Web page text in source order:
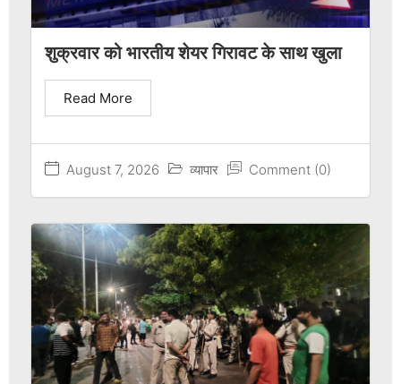
शुक्रवार को भारतीय शेयर गिरावट के साथ खुला
August 7, 2026 व्यापार Comment (0)
Read More